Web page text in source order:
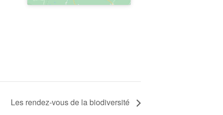
Les rendez-vous de la biodiversité